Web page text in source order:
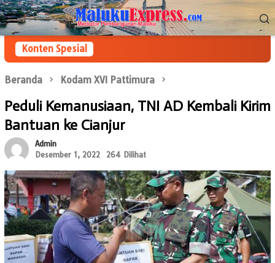
Loncat
ke
konten
Menu
Mobile
Konten Spesial
Beranda Kodam XVI Pattimura
Peduli Kemanusiaan, TNI AD Kembali Kirim
Bantuan ke Cianjur
Admin
Desember 1, 2022
264 Dilihat